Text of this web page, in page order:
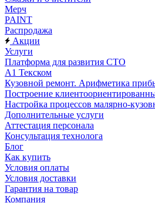
Мерч
PAINT
Распродажа
Акции
Услуги
Платформа для развития СТО
А1 Текском
Кузовной ремонт. Арифметика
Построение
Настройка процессов малярно-
Дополнительные услуги
Аттестация персонала
Консультация технолога
Блог
Как купить
Условия оплаты
Условия доставки
Гарантия на товар
Компания